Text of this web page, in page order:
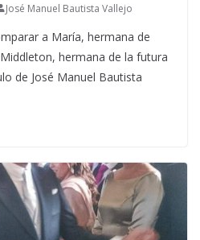
José Manuel Bautista Vallejo
a María, hermana de
hermana de la futura
de José Manuel Bautista